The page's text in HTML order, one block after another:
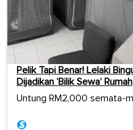
Pelik Tapi Benar! Lelaki
Dijadikan ‘Bilik Sewa’ Rumah
Untung RM2,000 semata-